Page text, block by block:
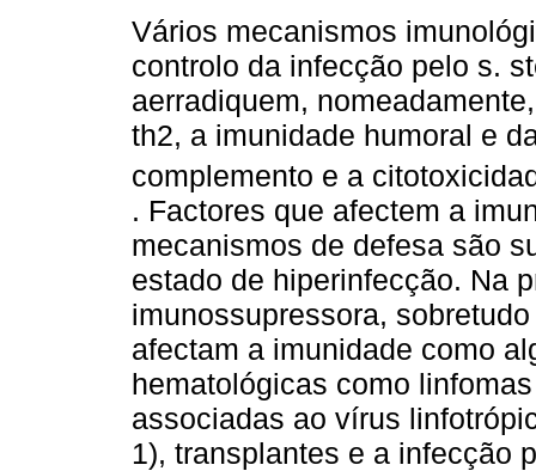
Vários mecanismos
controlo da infecção pelo s.
aerradiquem,
th2, a imunidade humoral e
complemento e a
. Factores que afectem a
mecanismos de defesa são
estado de hiperinfecção. Na
imunossupressora,
afectam a imunidade como
hematológicas como
associadas ao vírus
1), transplantes e a infecção